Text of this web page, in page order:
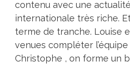
contenu avec une
internationale très riche.
terme de tranche. Louise
venues compléter
Christophe , on forme un